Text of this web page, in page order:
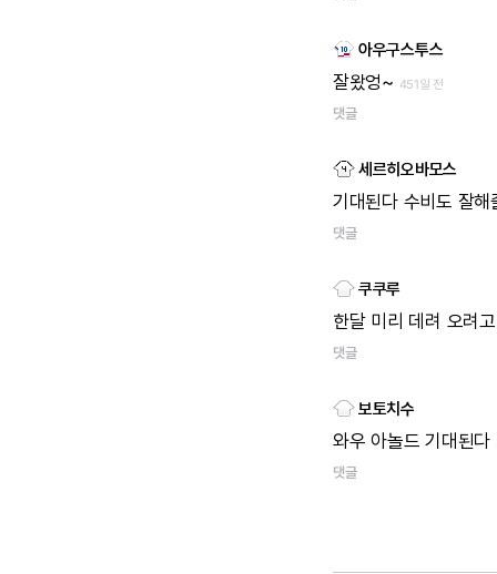
아우구스투스
잘왔엉~ 451일 전
댓글
세르히오바모스
기대된다 수비도 잘해
댓글
쿠쿠루
한달 미리 데려 오려고
댓글
보토치수
와우 아놀드 기대된다
댓글